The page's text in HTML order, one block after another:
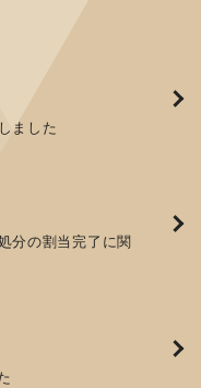
ました
分の割当完了に関
ロテックジャパ
回機械工業見本
した
した
予約のご案内 ※
分の割当完了に関
した
た
部門）」に認定さ
業知事表彰「優良